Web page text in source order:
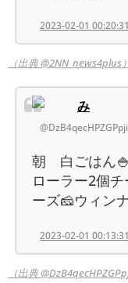
2023-02-01 00:20:31
（出典 @2NN_news4plus）
み
@DzB4qecHPZGPpji
朝 白ごはん
ローラー2個
ーズ🧀ウィン
2023-02-01 00:13:31
（出典